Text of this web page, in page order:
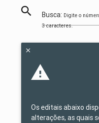
Busca: Digite o
3 caracteres.
Os editais abaixo
alterações, as quais